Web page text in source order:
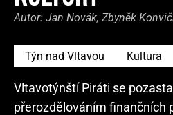
Autor: Jan Novák, Zbyněk
Týn nad Vltavou Kultura
Vltavotýnští Piráti se
přerozdělováním finančních